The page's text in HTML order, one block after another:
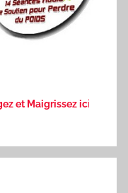
et Maigrissez ici